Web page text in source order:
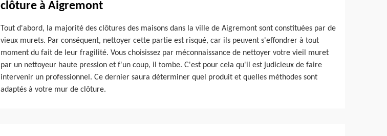
clôture à Aigremont
Tout d'abord, la majorité des clôtures des maisons dans la ville de Aigremont sont constituées par de
vieux murets. Par conséquent, nettoyer cette partie est risqué, car ils peuvent s'effondrer à tout
moment du fait de leur fragilité. Vous choisissez par méconnaissance de nettoyer votre vieil muret
par un nettoyeur haute pression et f'un coup, il tombe. C'est pour cela qu'il est judicieux de faire
intervenir un professionnel. Ce dernier saura déterminer quel produit et quelles méthodes sont
adaptés à votre mur de clôture.